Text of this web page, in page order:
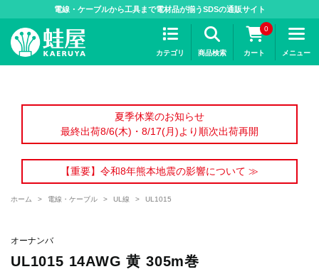
電線・ケーブルから工具まで電材品が揃うSDSの通販サイト
カテゴリ 商品検索
0
カート メニュー
夏季休業のお知らせ
最終出荷8/6(木)・8/17(月)より順次出荷再開
【重要】令和8年熊本地震の影響について ≫
ホーム > 電線・ケーブル > UL線 > UL1015
オーナンバ
UL1015 14AWG 黄 305m巻